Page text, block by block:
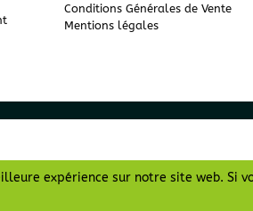
Conditions Générales de Vente
Mentions légales
expérience sur notre site web. Si